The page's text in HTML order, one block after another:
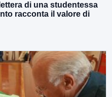
di una studentessa
racconta il valore di